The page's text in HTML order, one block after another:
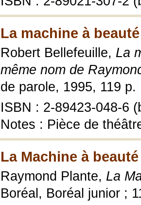
La machine à
Robert Bellefeuille, La
même nom de
de parole, 1995, 119
ISBN : 2-89423-048-6
Notes : Pièce de
La Machine à
Raymond Plante, La
Boréal, Boréal junior ;